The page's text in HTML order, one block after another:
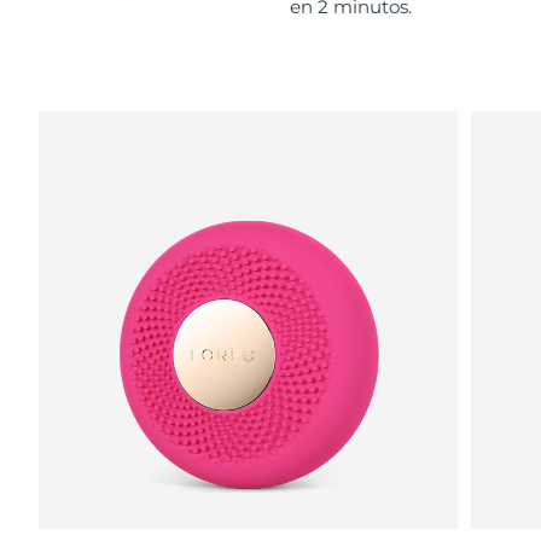
en 2 minutos.
Entrega prevista
Entrega prevista
Países Bajos Entrega prevista
Nueva Zelanda Entrega prevista